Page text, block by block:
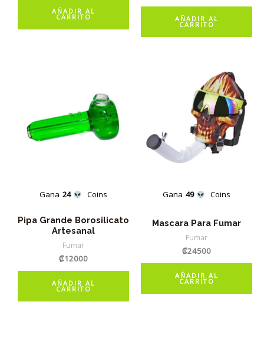
AÑADIR AL
CARRITO AÑADIR AL
CARRITO
Gana 24 Coins
Pipa Grande Borosilicato
Artesanal
Fumar
₡12000
AÑADIR AL
CARRITO
Gana 49 Coins
Mascara Para Fumar
Fumar
₡24500
AÑADIR AL
CARRITO